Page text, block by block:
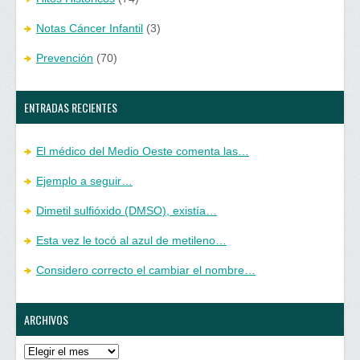
Notas Cáncer Infantil (3)
Prevención (70)
ENTRADAS RECIENTES
El médico del Medio Oeste comenta las…
Ejemplo a seguir…
Dimetil sulfióxido (DMSO), existía…
Esta vez le tocó al azul de metileno…
Considero correcto el cambiar el nombre…
ARCHIVOS
Archivos